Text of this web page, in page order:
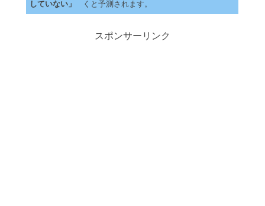
していない」 くと予測されます。
スポンサーリンク